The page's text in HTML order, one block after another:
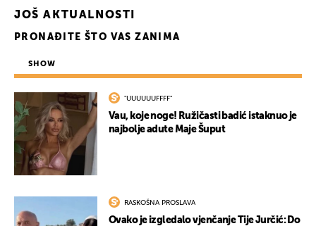
JOŠ AKTUALNOSTI
PRONAĐITE ŠTO VAS ZANIMA
SHOW
"UUUUUUFFFF"
Vau, koje noge! Ružičasti badić istaknuo je
najbolje adute Maje Šuput
RASKOŠNA PROSLAVA
Ovako je izgledalo vjenčanje Tije Jurčić: Do